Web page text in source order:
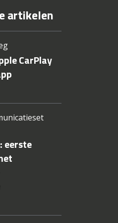
artikelen
CarPlay
eerste